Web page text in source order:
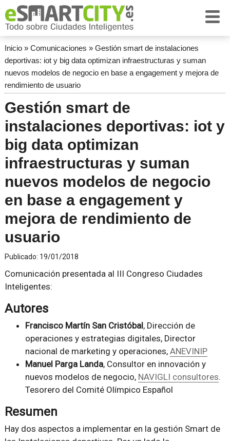
Inicio» Comunicaciones » Gestión smart de instalaciones
deportivas: iot y big data optimizan infraestructuras y suman
nuevos modelos de negocio en base a engagement y mejora de
rendimiento de usuario
Gestión smart de
instalaciones deportivas: iot y
big data optimizan
infraestructuras y suman
nuevos modelos de negocio
en base a engagement y
mejora de rendimiento de
usuario
Publicado: 19/01/2018
Comunicación presentada al III Congreso Ciudades
Inteligentes:
Autores
Francisco Martín San Cristóbal, Dirección de
operaciones y estrategias digitales, Director
nacional de marketing y operaciones, ANEVINIP
Manuel Parga Landa, Consultor en innovación y
nuevos modelos de negocio, NAVIGLI consultores.
Tesorero del Comité Olímpico Español
Resumen
Hay dos aspectos a implementar en la gestión Smart de